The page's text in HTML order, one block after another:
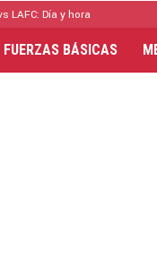
LAFC: Día y hora
FUERZAS BÁSICAS